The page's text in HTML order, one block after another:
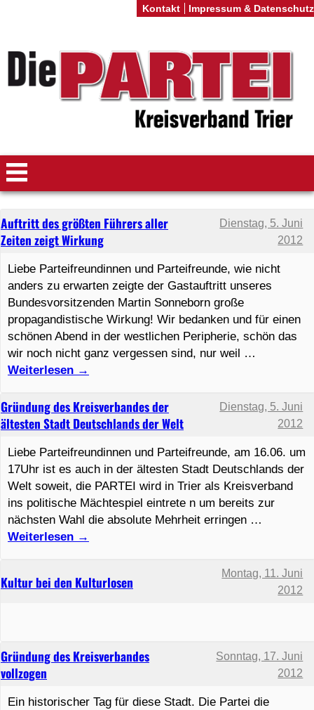
Gründung des Kreisverbandes
vollzogen
Sonntag, 17. Juni
2012
Ein historischer Tag für diese Stadt. Die Partei die
Kultur bei den Kulturlosen
Montag, 11. Juni
2012
Gründung des Kreisverbandes der
ältesten Stadt Deutschlands der Welt
Dienstag, 5. Juni
2012
Liebe Parteifreundinnen und Parteifreunde, am 16.06. um
17Uhr ist es auch in der ältesten Stadt Deutschlands der
Welt soweit, die PARTEI wird in Trier als Kreisverband
ins politische Mächtespiel eintrete n um bereits zur
nächsten Wahl die absolute Mehrheit erringen …
Weiterlesen →
Auftritt des größten Führers aller
Zeiten zeigt Wirkung
Dienstag, 5. Juni
2012
Liebe Parteifreundinnen und Parteifreunde, wie nicht
anders zu erwarten zeigte der Gastauftritt unseres
Bundesvorsitzenden Martin Sonneborn große
propagandistische Wirkung! Wir bedanken und für einen
schönen Abend in der westlichen Peripherie, schön das
wir noch nicht ganz vergessen sind, nur weil …
Weiterlesen →
Kontakt Impressum & Datenschutz